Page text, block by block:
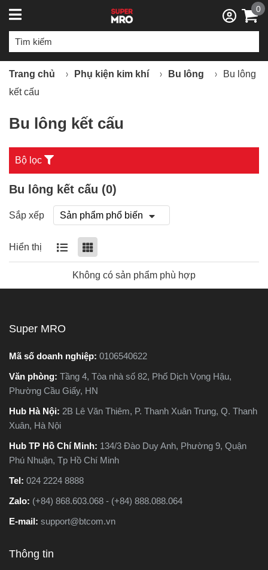
0
Trang chủ Phụ kiện kim khí Bu lông
Bu lông
kết cấu
Bu lông kết cấu
Bộ lọc
Bu lông kết cấu (0)
Sắp xếp
Hiển thị
Không có sản phẩm phù hợp
Super MRO
Mã số doanh nghiệp: 0106540622
Văn phòng: Tầng 4, Tòa nhà số 82, Phố Dịch Vọng Hậu,
Phường Cầu Giấy, HN
Hub Hà Nội: 2B Lê Văn Thiêm, P. Thanh Xuân Trung, Q. Thanh
Xuân, Hà Nội
Hub TP Hồ Chí Minh: 134/3 Đào Duy Anh, Phường 9, Quận
Phú Nhuận, Tp Hồ Chí Minh
Tel: 024 2224 8888
Zalo: (+84) 868.603.068 - (+84) 888.088.064
E-mail: support@btcom.vn
Thông tin